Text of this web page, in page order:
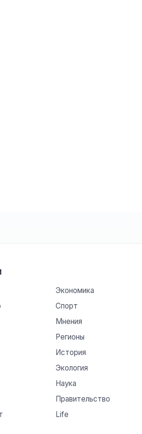
Экономика
Спорт
Мнения
Регионы
История
Экология
Наука
Правительство
Life